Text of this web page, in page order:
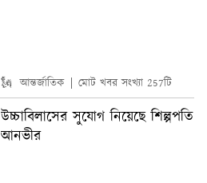
🗽 আন্তর্জাতিক মোট খবর সংখ্যা 257টি
উচ্চাবিলাসের সুযোগ নিয়েছে শিল্পপতি
আনভীর